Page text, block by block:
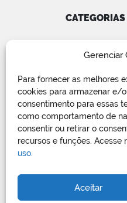
Gerenciar
Para fornecer as melhores
cookies para armazenar e/
consentimento para essas
como comportamento de
consentir ou retirar o
recursos e funções. Acesse
uso.
Aceitar
CATEGORIAS
COVID-19
Editais e
Notícias
Relatório de
de Obras
Sem
Vagas de